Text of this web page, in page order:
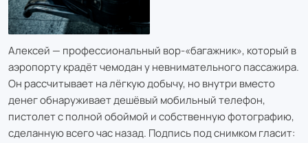
Алексей — профессиональный вор-«багажник», который в
аэропорту крадёт чемодан у невнимательного пассажира.
Он рассчитывает на лёгкую добычу, но внутри вместо
денег обнаруживает дешёвый мобильный телефон,
пистолет с полной обоймой и собственную фотографию,
сделанную всего час назад. Подпись под снимком гласит: